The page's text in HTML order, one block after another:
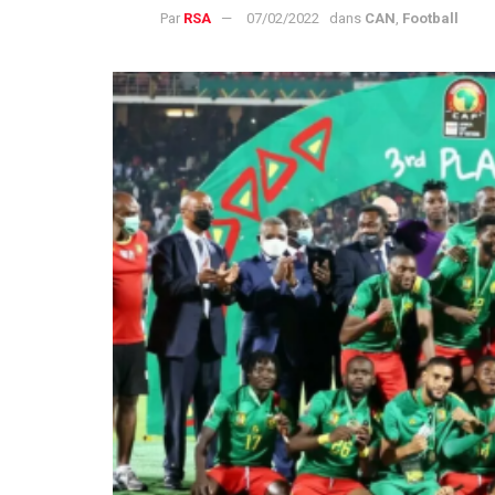
Par RSA 07/02/2022 dans CAN Football